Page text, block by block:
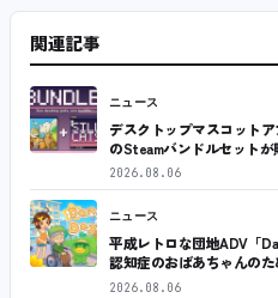
関連記事
ニュース
デスクトップマスコット
のSteamバンドルセット
2026.08.06
ニュース
平成レトロな団地ADV「
認知症のおばあちゃんの
2026.08.06